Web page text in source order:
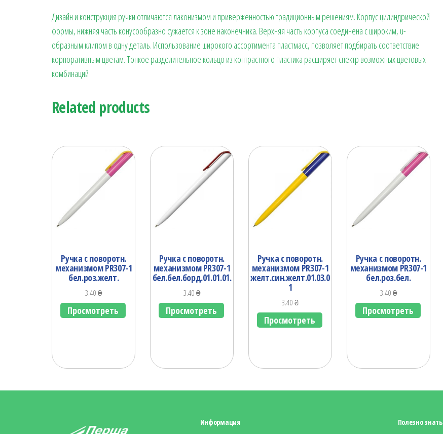
r ь
Дизайн и конструкция ручки отличаются лаконизмом и приверженностью традиционным решениям. Корпус цилиндрической
формы, нижняя часть конусообразно сужается к зоне наконечника. Верхняя часть корпуса соединена с широким, u-
образным клипом в одну деталь. Использование широкого ассортимента пластмасс, позволяет подбирать соответствие
корпоративным цветам. Тонкое разделительное кольцо из контрастного пластика расширяет спектр возможных цветовых
комбинаций
Related products
Ручка с поворотн.
механизмом PR307-1
бел.роз.желт.
3.40₴
Просмотреть
Ручка с поворотн.
механизмом PR307-1
бел.бел.борд.01.01.01.
3.40₴
Просмотреть
Ручка с поворотн.
механизмом PR307-1
желт.син.желт.01.03.0
1
3.40₴
Просмотреть
Ручка с поворотн.
механизмом PR307-1
бел.роз.бел.
3.40₴
Просмотреть
Информация Полезно знать